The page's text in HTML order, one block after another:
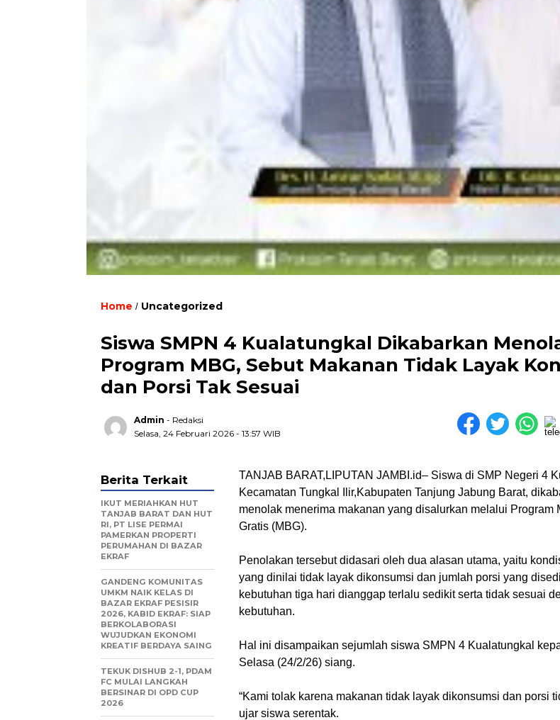
Home / Uncategorized
Siswa SMPN 4 Kualatungkal Dikabarkan
Program MBG, Sebut Makanan Tidak Layak
dan Porsi Tak Sesuai
Admin - Redaksi
Selasa, 24 Februari 2026 - 13:57 WIB
TANJAB BARAT,LIPUTAN JAMBI.id– Siswa di SMP Negeri 4
Kecamatan Tungkal Ilir,Kabupaten Tanjung Jabung Barat,
menolak menerima makanan yang disalurkan melalui Program
Gratis (MBG).
Penolakan tersebut didasari oleh dua alasan utama, yaitu
yang dinilai tidak layak dikonsumsi dan jumlah porsi yang
kebutuhan tiga hari dianggap terlalu sedikit serta tidak sesuai
kebutuhan.
Hal ini disampaikan sejumlah siswa SMPN 4 Kualatungkal
Selasa (24/2/26) siang.
“Kami tolak karena makanan tidak layak dikonsumsi dan porsi
ujar siswa serentak.
Berita Terkait
IKUT MERIAHKAN HUT
TANJAB BARAT DAN HUT
RI, PT LISE PERMAI
PAMERKAN PROPERTI
PERUMAHAN DI BAZAR
EKRAF
GANDENG KOMUNITAS
UMKM NAIK KELAS DI
BAZAR EKRAF PESISIR
2026, KABID EKRAF: SIAP
BERKOLABORASI
WUJUDKAN EKONOMI
KREATIF BERDAYA SAING
TEKUK DISHUB 2-1, PDAM
FC MULAI LANGKAH
BERSINAR DI OPD CUP
2026